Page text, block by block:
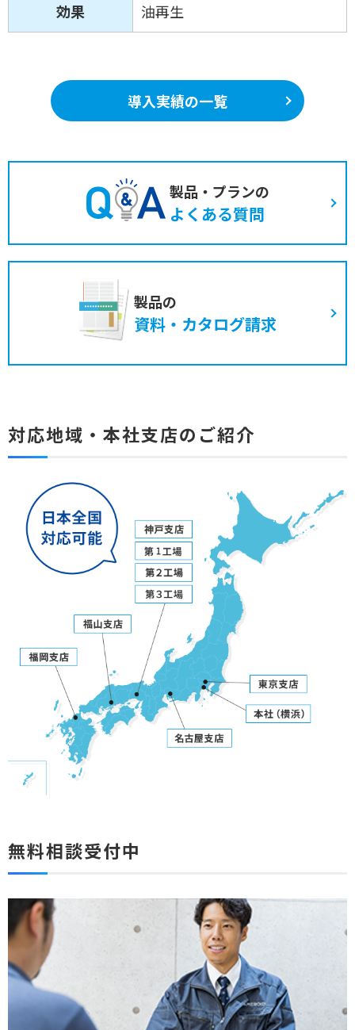
効果 油再生
導入実績の一覧
製品・プランの
よくある質問
製品の
資料・カタログ請求
対応地域・本社支店のご紹介
無料相談受付中